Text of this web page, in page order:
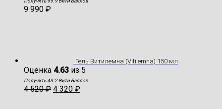
9 990 ₽
Гель Витилемна (Vitilemna) 150 мл
Оценка 4.63 из 5
Получить 43.2 Вити Баллов
4 520₽ 4 320 ₽